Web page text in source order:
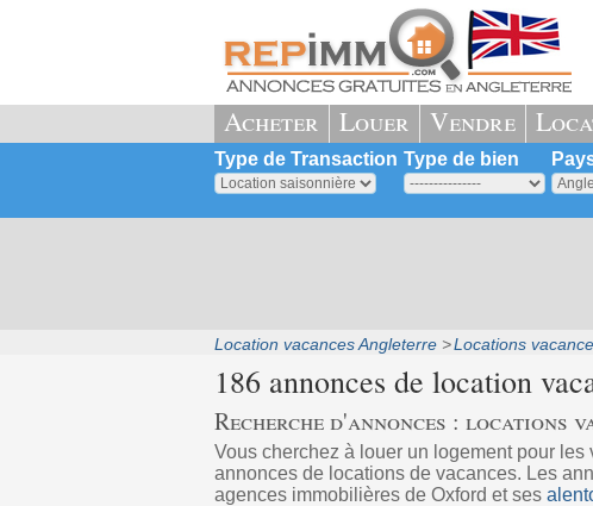
Acheter Louer Vendre
Type de Transaction Type de bien
Location vacances Angleterre Locations
186 annonces de location
Recherche d'annonces : locations
Vous cherchez à louer un logement pour
annonces de locations de vacances. Les
agences immobilières de Oxford et ses